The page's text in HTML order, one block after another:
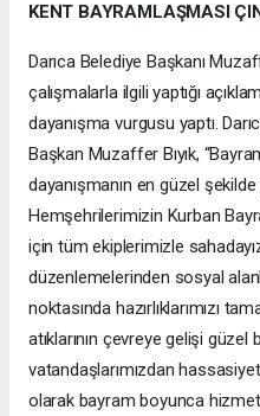
KENT BAYRAMLAŞMASI
Darıca Belediye Başkanı
çalışmalarla ilgili yaptığı
dayanışma vurgusu yaptı.
Başkan Muzaffer Bıyık,
dayanışmanın en güzel
Hemşehrilerimizin Kurban
için tüm ekiplerimizle
düzenlemelerinden sosyal
noktasında hazırlıklarımızı
atıklarının çevreye gelişi güzel
vatandaşlarımızdan
olarak bayram boyunca